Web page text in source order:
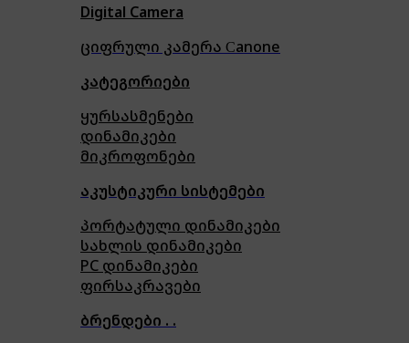
Digital Camera
ციფრული კამერა Сanone
კატეგორიები
ყურსასმენები
დინამიკები
მიკროფონები
აკუსტიკური სისტემები
პორტატული დინამიკები
სახლის დინამიკები
PC დინამიკები
ფირსაკრავები
ბრენდები . .